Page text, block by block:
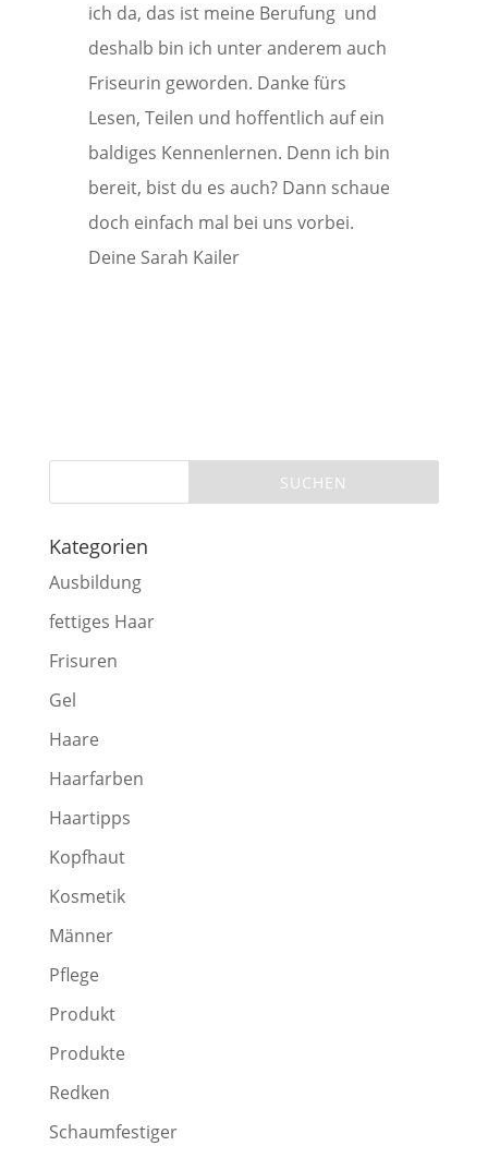
ich da, das ist meine Berufung und
deshalb bin ich unter anderem auch
Friseurin geworden. Danke fürs
Lesen, Teilen und hoffentlich auf ein
baldiges Kennenlernen. Denn ich bin
bereit, bist du es auch? Dann schaue
doch einfach mal bei uns vorbei.
Deine Sarah Kailer
Kategorien
Ausbildung
fettiges Haar
Frisuren
Gel
Haare
Haarfarben
Haartipps
Kopfhaut
Kosmetik
Männer
Pflege
Produkt
Produkte
Redken
Schaumfestiger